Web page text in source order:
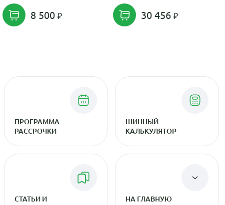
8 500 30 456
ПРОГРАММА
РАССРОЧКИ
ШИННЫЙ
КАЛЬКУЛЯТОР
СТАТЬИ И
НА ГЛАВНУЮ